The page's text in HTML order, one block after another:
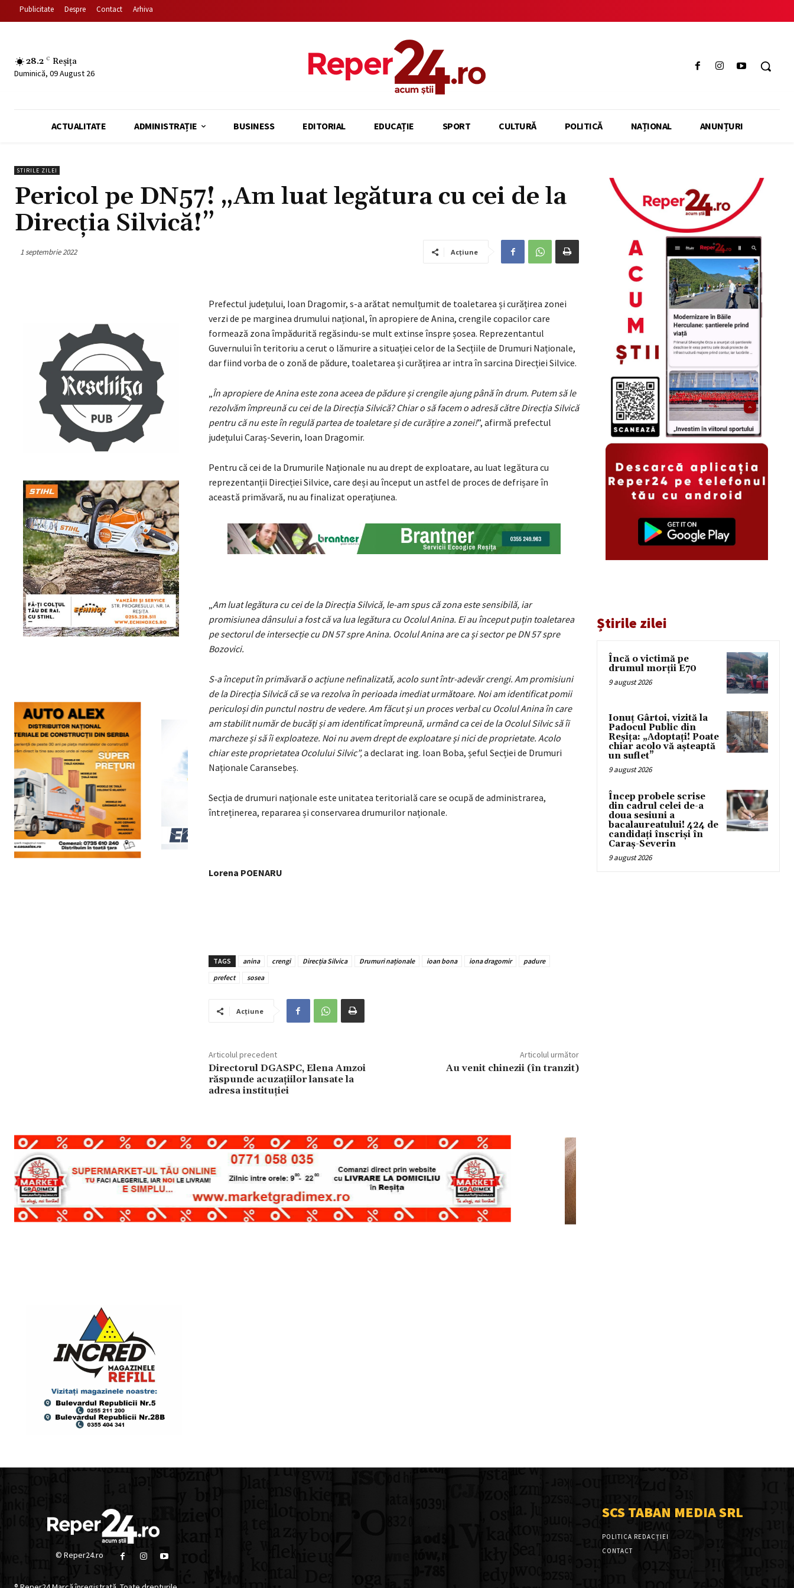
Publicitate Despre Contact Arhiva
28.2 C Reșița
Duminică, 09 August 26
ACTUALITATE ADMINISTRAȚIE BUSINESS EDITORIAL EDUCAȚIE SPORT CULTURĂ POLITICĂ NAȚIONAL ANUNȚURI
STIRILE ZILEI
Pericol pe DN57! „Am luat legătura cu cei de la
Direcția Silvică!”
1 septembrie 2022 Acțiune
Prefectul județului, Ioan Dragomir, s-a arătat nemulțumit de toaletarea și curățirea zonei
verzi de pe marginea drumului național, în apropiere de Anina, crengile copacilor care
formează zona împădurită regăsindu-se mult extinse înspre șosea. Reprezentantul
Guvernului în teritoriu a cerut o lămurire a situației celor de la Secțiile de Drumuri Naționale,
dar fiind vorba de o zonă de pădure, toaletarea și curățirea ar intra în sarcina Direcției Silvice.
„În apropiere de Anina este zona aceea de pădure și crengile ajung până în drum. Putem să le
rezolvăm împreună cu cei de la Direcția Silvică? Chiar o să facem o adresă către Direcția Silvică
pentru că nu este în regulă partea de toaletare și de curățire a zonei!”, afirmă prefectul
județului Caraș-Severin, Ioan Dragomir.
Pentru că cei de la Drumurile Naționale nu au drept de exploatare, au luat legătura cu
reprezentanții Direcției Silvice, care deși au început un astfel de proces de defrișare în
această primăvară, nu au finalizat operațiunea.
„Am luat legătura cu cei de la Direcția Silvică, le-am spus că zona este sensibilă, iar
promisiunea dânsului a fost că va lua legătura cu Ocolul Anina. Ei au început puțin toaletarea
pe sectorul de intersecție cu DN 57 spre Anina. Ocolul Anina are ca și sector pe DN 57 spre
Bozovici.
S-a început în primăvară o acțiune nefinalizată, acolo sunt într-adevăr crengi. Am promisiuni
de la Direcția Silvică că se va rezolva în perioada imediat următoare. Noi am identificat pomii
periculoși din punctul nostru de vedere. Am făcut și un proces verbal cu Ocolul Anina în care
am stabilit număr de bucăți și am identificat împreună, urmând ca cei de la Ocolul Silvic să îi
marcheze și să îi exploateze. Noi nu avem drept de exploatare și nici de proprietate. Acolo
chiar este proprietatea Ocolului Silvic”,a declarat ing. Ioan Boba, șeful Secției de Drumuri
Naționale Caransebeș.
Secția de drumuri naționale este unitatea teritorială care se ocupă de administrarea,
întreținerea, repararea și conservarea drumurilor naționale.
Lorena POENARU
TAGS anina crengi Direcția Silvica Drumuri naționale ioan bona iona dragomir
padure
prefect
sosea
Acțiune
Articolul precedent
Directorul DGASPC, Elena Amzoi
răspunde acuzațiilor lansate la
adresa instituției
Articolul următor
Au venit chinezii (în tranzit)
Știrile zilei
Încă o victimă pe
drumul morții E70
9 august 2026
Ionuț Gârtoi, vizită la
Padocul Public din
Reșița: „Adoptați! Poate
chiar acolo vă așteaptă
un suflet”
9 august 2026
Încep probele scrise
din cadrul celei de-a
doua sesiuni a
bacalaureatului! 424 de
candidați înscriși în
Caraș-Severin
9 august 2026
© Reper24.ro
SCS TABAN MEDIA SRL
POLITICA REDACȚIEI
CONTACT